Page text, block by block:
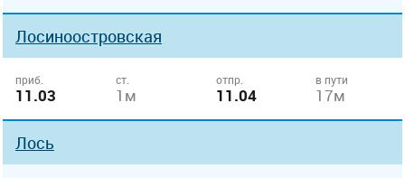
Лосиноостровская
приб.
11.03
ст.
1м
отпр.
11.04
в пути
17м
Лось